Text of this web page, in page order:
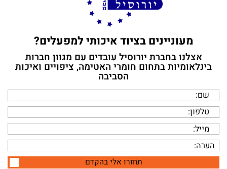
מעוניינים בציוד איכותי למפעלים?
אצלנו בחברת יורוסיל עובדים עם מגוון חברות
בינלאומיות בתחום חומרי האטימה, ציפויים ואיכות
הסביבה
תחזרו אלי בהקדם